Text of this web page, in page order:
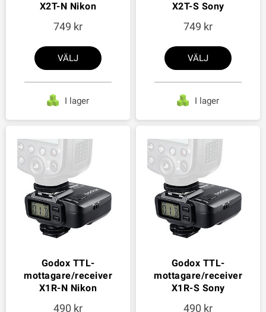
X2T-N Nikon
749
VÄLJ
I lager
X2T-S Sony
749
VÄLJ
I lager
Godox TTL-
mottagare/receiver
X1R-N Nikon
490
Godox TTL-
mottagare/receiver
X1R-S Sony
490